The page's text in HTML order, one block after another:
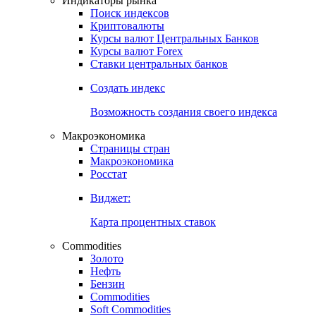
Поиск индексов
Криптовалюты
Курсы валют Центральных Банков
Курсы валют Forex
Ставки центральных банков
Создать индекс
Возможность создания своего индекса
Макроэкономика
Страницы стран
Макроэкономика
Росстат
Виджет:
Карта процентных ставок
Commodities
Золото
Нефть
Бензин
Commodities
Soft Commodities